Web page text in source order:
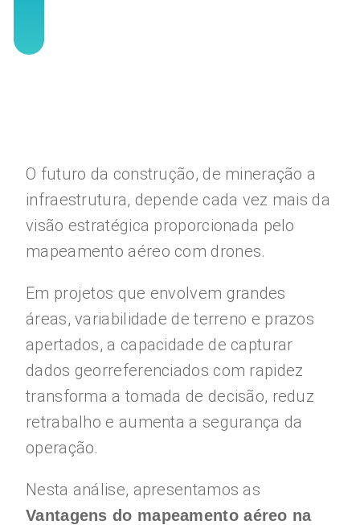
O futuro da construção, de mineração a
infraestrutura, depende cada vez mais da
visão estratégica proporcionada pelo
mapeamento aéreo com drones.
Em projetos que envolvem grandes
áreas, variabilidade de terreno e prazos
apertados, a capacidade de capturar
dados georreferenciados com rapidez
transforma a tomada de decisão, reduz
retrabalho e aumenta a segurança da
operação.
Nesta análise, apresentamos as
Vantagens do mapeamento aéreo na